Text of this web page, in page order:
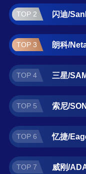
侠/KIOXIA、移速/
找64GB内存卡什么
卡十大品牌榜单可
力于用最真实的数
荐，让您选得放心
TOP 2 闪迪/
TOP 3 朗科/
TOP 4 三星/
TOP 5 索尼/
TOP 6 忆捷/
TOP 7 威刚/